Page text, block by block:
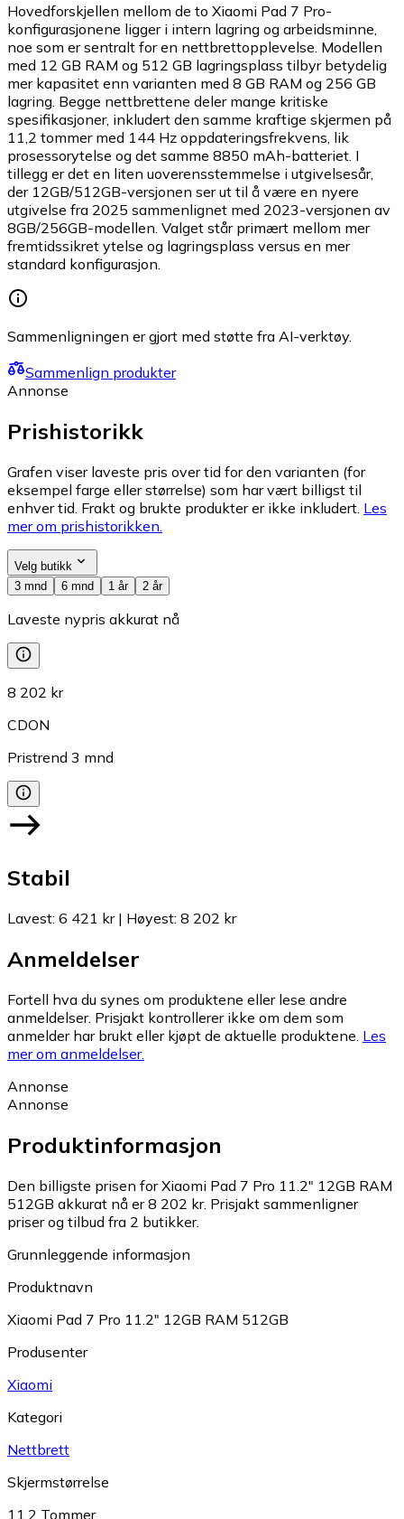
Hovedforskjellen mellom de to Xiaomi Pad 7 Pro-
konfigurasjonene ligger i intern lagring og arbeidsminne,
noe som er sentralt for en nettbrettopplevelse. Modellen
med 12 GB RAM og 512 GB lagringsplass tilbyr betydelig
mer kapasitet enn varianten med 8 GB RAM og 256 GB
lagring. Begge nettbrettene deler mange kritiske
spesifikasjoner, inkludert den samme kraftige skjermen på
11,2 tommer med 144 Hz oppdateringsfrekvens, lik
prosessorytelse og det samme 8850 mAh-batteriet. I
tillegg er det en liten uoverensstemmelse i utgivelsesår,
der 12GB/512GB-versjonen ser ut til å være en nyere
utgivelse fra 2025 sammenlignet med 2023-versjonen av
8GB/256GB-modellen. Valget står primært mellom mer
fremtidssikret ytelse og lagringsplass versus en mer
standard konfigurasjon.
Sammenligningen er gjort med støtte fra AI-verktøy.
Sammenlign produkter
Annonse
Prishistorikk
Grafen viser laveste pris over tid for den varianten (for
eksempel farge eller størrelse) som har vært billigst til
enhver tid. Frakt og brukte produkter er ikke inkludert. Les
mer om prishistorikken.
Velg butikk
3 mnd
6 mnd 1 år 2 år
Laveste nypris akkurat nå
8 202 kr
CDON
Pristrend 3 mnd
Stabil
Lavest: 6 421 kr| Høyest: 8 202 kr
Anmeldelser
Fortell hva du synes om produktene eller lese andre
anmeldelser. Prisjakt kontrollerer ikke om dem som
anmelder har brukt eller kjøpt de aktuelle produktene. Les
mer om anmeldelser.
Annonse
Annonse
Produktinformasjon
Den billigste prisen for Xiaomi Pad 7 Pro 11.2" 12GB RAM
512GB akkurat nå er 8 202 kr. Prisjakt sammenligner
priser og tilbud fra 2 butikker.
Grunnleggende informasjon
Produktnavn
Xiaomi Pad 7 Pro 11.2" 12GB RAM 512GB
Produsenter
Xiaomi
Kategori
Nettbrett
Skjermstørrelse
11.2 Tommer